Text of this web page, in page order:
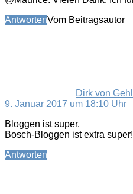
AntwortenVom Beitragsautor
Dirk von
9. Januar 2017 um 18:10 Uhr
Bloggen ist super.
Bosch-Bloggen ist extra super!
Antworten